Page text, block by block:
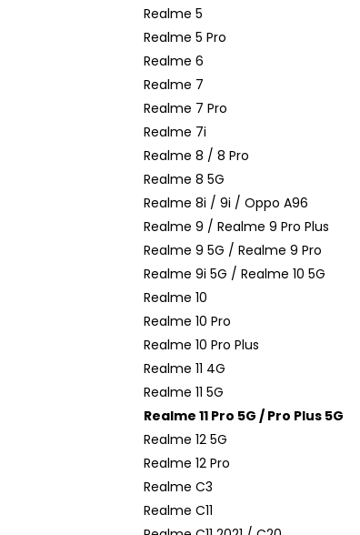
Realme 5
Realme 5 Pro
Realme 6
Realme 7
Realme 7 Pro
Realme 7i
Realme 8 / 8 Pro
Realme 8 5G
Realme 8i / 9i / Oppo A96
Realme 9 / Realme 9 Pro Plus
Realme 9 5G / Realme 9 Pro
Realme 9i 5G / Realme 10 5G
Realme 10
Realme 10 Pro
Realme 10 Pro Plus
Realme 11 4G
Realme 11 5G
Realme 11 Pro 5G / Pro Plus 5G
Realme 12 5G
Realme 12 Pro
Realme C3
Realme C11